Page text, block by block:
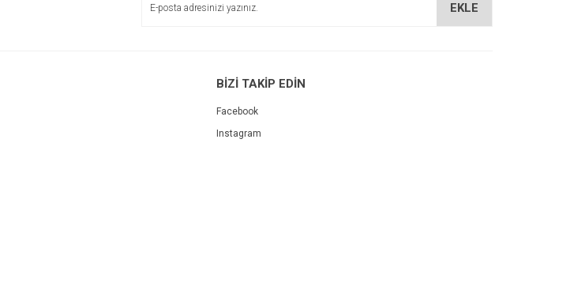
EKLE
BİZİ TAKİP EDİN
Facebook
Instagram